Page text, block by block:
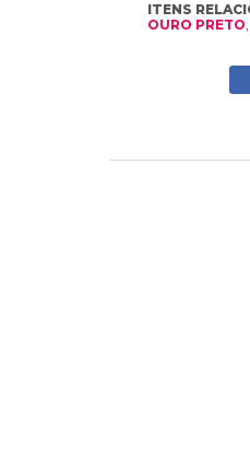
ITENS
OURO PRETO,